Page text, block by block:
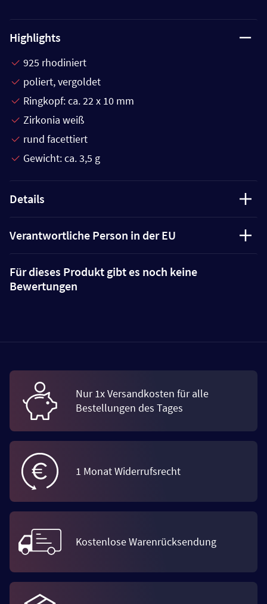
Highlights
925 rhodiniert
poliert, vergoldet
Ringkopf: ca. 22 x 10 mm
Zirkonia weiß
rund facettiert
Gewicht: ca. 3,5 g
Details
Verantwortliche Person in der EU
Für dieses Produkt gibt es noch keine
Bewertungen
Nur 1x Versandkosten für alle
Bestellungen des Tages
1 Monat Widerrufsrecht
Kostenlose Warenrücksendung